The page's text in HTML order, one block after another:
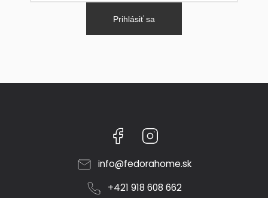
Prihlásiť sa
Facebook
info@fedorahome.sk
+421 918 608 662